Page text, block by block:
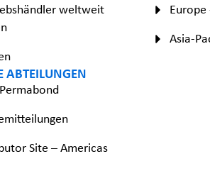
weltweit
ABTEILUNGEN
Site – Americas
Europe
Asia-